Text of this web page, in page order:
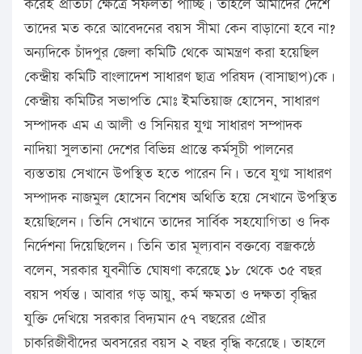
করেই প্রতিটা ক্ষেত্রে সফলতা পাচ্ছি। তাহলে আমাদের দেশে
তাদের মত করে আবেদনের বয়স সীমা কেন বাড়ানো হবে না?
অন্যদিকে চাঁদপুর জেলা কমিটি থেকে আমন্ত্রণ করা হয়েছিল
কেন্দ্রীয় কমিটি বাংলাদেশ সাধারণ ছাত্র পরিষদ (বাসাছাপ)কে।
কেন্দ্রীয় কমিটির সভাপতি মোঃ ইমতিয়াজ হোসেন, সাধারণ
সম্পাদক এম এ আলী ও সিনিয়র যুগ্ম সাধারণ সম্পাদক
নাদিয়া সুলতানা দেশের বিভিন্ন প্রান্তে কর্মসূচী পালনের
ব্যস্ততায় সেখানে উপস্থিত হতে পারেন নি। তবে যুগ্ম সাধারণ
সম্পাদক নাজমুল হোসেন বিশেষ অথিতি হয়ে সেখানে উপস্থিত
হয়েছিলেন। তিনি সেখানে তাদের সার্বিক সহযোগিতা ও দিক
নির্দেশনা দিয়েছিলেন। তিনি তার মূল্যবান বক্তব্যে বজ্রকন্ঠে
বলেন, সরকার যুবনীতি ঘোষণা করেছে ১৮ থেকে ৩৫ বছর
বয়স পর্যন্ত। আবার গড় আয়ু, কর্ম ক্ষমতা ও দক্ষতা বৃদ্ধির
যুক্তি দেখিয়ে সরকার বিদ্যমান ৫৭ বছরের প্রৌর
চাকরিজীবীদের অবসরের বয়স ২ বছর বৃদ্ধি করেছে। তাহলে